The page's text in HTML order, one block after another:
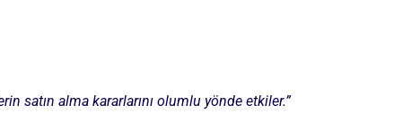
satın alma kararlarını olumlu yönde etkiler.”